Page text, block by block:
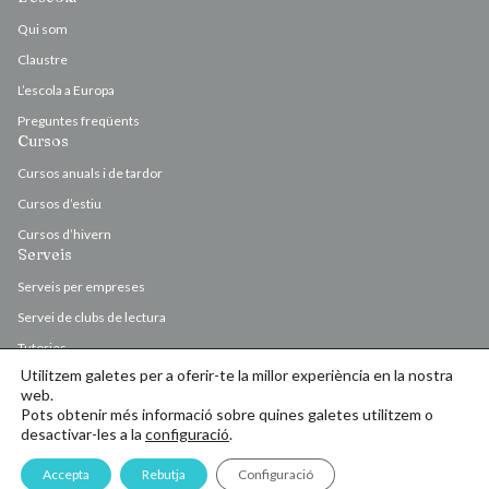
INSCRIU-T'HI PREGUNTA'NS
Qui som
Claustre
L’escola a Europa
Preguntes freqüents
Cursos
Cursos anuals i de tardor
Cursos d’estiu
Cursos d’hivern
Serveis
Serveis per empreses
Servei de clubs de lectura
Tutories
Valoració i correcció d’originals
© Escola d’Escriptura de l’Ateneu Barcelonès 2026
Contacte
Utilitzem galetes per a oferir-te la millor experiència en la nostra
web.
Pots obtenir més informació sobre quines galetes utilitzem o
desactivar-les a la configuració.
Accepta Rebutja Configuració